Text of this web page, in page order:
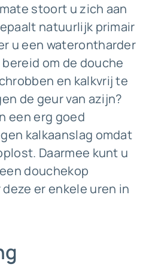
stoort u zich aan
natuurlijk primair
u een waterontharder
om de douche
en kalkvrij te
de geur van azijn?
een erg goed
kalkaanslag omdat
Daarmee kunt u
douchekop
er enkele uren in